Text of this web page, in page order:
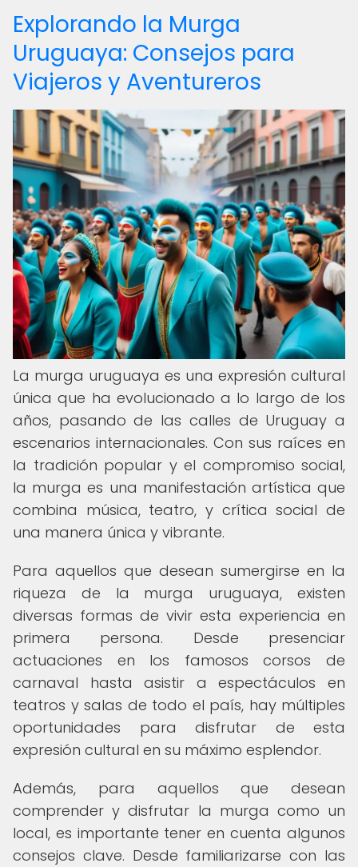
Explorando la Murga
Uruguaya: Consejos para
Viajeros y Aventureros
La murga uruguaya es una expresión cultural
única que ha evolucionado a lo largo de los
años, pasando de las calles de Uruguay a
escenarios internacionales. Con sus raíces en
la tradición popular y el compromiso social,
la murga es una manifestación artística que
combina música, teatro, y crítica social de
una manera única y vibrante.
Para aquellos que desean sumergirse en la
riqueza de la murga uruguaya, existen
diversas formas de vivir esta experiencia en
primera persona. Desde presenciar
actuaciones en los famosos corsos de
carnaval hasta asistir a espectáculos en
teatros y salas de todo el país, hay múltiples
oportunidades para disfrutar de esta
expresión cultural en su máximo esplendor.
Además, para aquellos que desean
comprender y disfrutar la murga como un
local, es importante tener en cuenta algunos
consejos clave. Desde familiarizarse con las